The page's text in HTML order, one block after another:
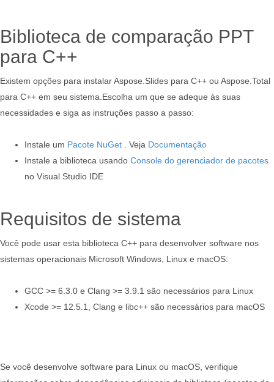
Biblioteca de comparação PPT
para C++
Existem opções para instalar Aspose.Slides para C++ ou Aspose.Total
para C++ em seu sistema.Escolha um que se adeque às suas
necessidades e siga as instruções passo a passo:
Instale um Pacote NuGet . Veja Documentação
Instale a biblioteca usando Console do gerenciador de pacotes
no Visual Studio IDE
Requisitos de sistema
Você pode usar esta biblioteca C++ para desenvolver software nos
sistemas operacionais Microsoft Windows, Linux e macOS:
GCC >= 6.3.0 e Clang >= 3.9.1 são necessários para Linux
Xcode >= 12.5.1, Clang e libc++ são necessários para macOS
Se você desenvolve software para Linux ou macOS, verifique